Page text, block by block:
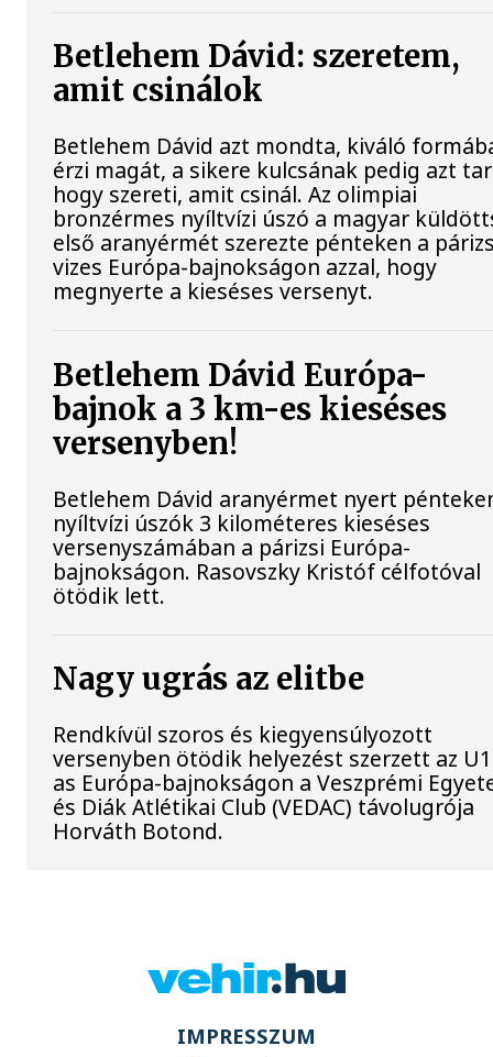
Betlehem Dávid: szeretem,
amit csinálok
Betlehem Dávid azt mondta, kiváló
érzi magát, a sikere kulcsának pedig azt
hogy szereti, amit csinál. Az olimpiai
bronzérmes nyíltvízi úszó a magyar
első aranyérmét szerezte pénteken a
vizes Európa-bajnokságon azzal, hogy
megnyerte a kieséses versenyt.
Betlehem Dávid Európa-
bajnok a 3 km-es kieséses
versenyben!
Betlehem Dávid aranyérmet nyert
nyíltvízi úszók 3 kilométeres kieséses
versenyszámában a párizsi Európa-
bajnokságon. Rasovszky Kristóf célfotóval
ötödik lett.
Nagy ugrás az elitbe
Rendkívül szoros és kiegyensúlyozott
versenyben ötödik helyezést szerzett az
as Európa-bajnokságon a Veszprémi
és Diák Atlétikai Club (VEDAC) távolugrója
Horváth Botond.
IMPRESSZUM